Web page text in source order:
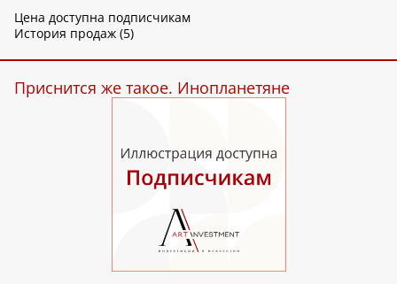
Цена доступна подписчикам
История продаж (5)
Приснится же такое. Инопланетяне